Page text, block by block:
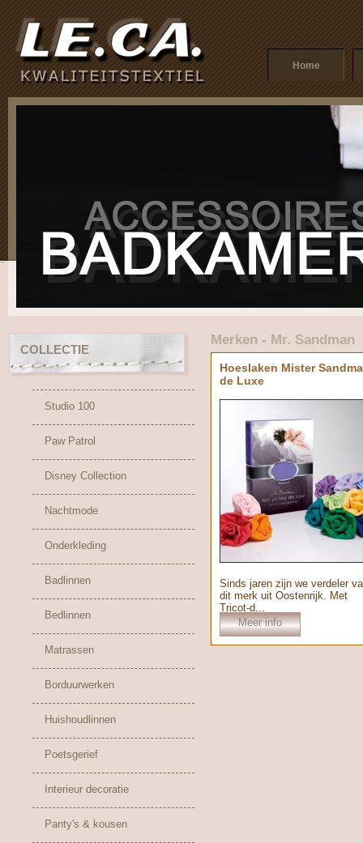
Home
COLLECTIE
Studio 100
Paw Patrol
Disney Collection
Nachtmode
Onderkleding
Badlinnen
Bedlinnen
Matrassen
Borduurwerken
Huishoudlinnen
Poetsgerief
Interieur decoratie
Panty's & kousen
Merken - Mr. Sandman
Hoeslaken Mister
de Luxe
Sinds jaren zijn we verdeler
dit merk uit Oostenrijk. Met
Tricot-d...
Meer info